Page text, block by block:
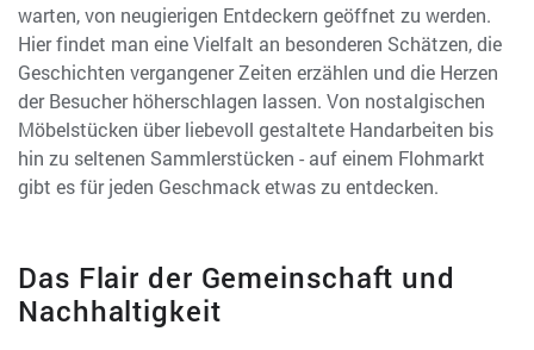
warten, von neugierigen Entdeckern geöffnet zu werden.
Hier findet man eine Vielfalt an besonderen Schätzen, die
Geschichten vergangener Zeiten erzählen und die Herzen
der Besucher höherschlagen lassen. Von nostalgischen
Möbelstücken über liebevoll gestaltete Handarbeiten bis
hin zu seltenen Sammlerstücken - auf einem Flohmarkt
gibt es für jeden Geschmack etwas zu entdecken.
Das Flair der Gemeinschaft und
Nachhaltigkeit